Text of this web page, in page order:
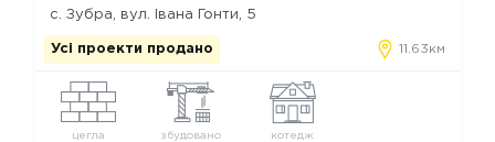
с. Зубра, вул. Івана Гонти, 5
Усі проекти продано 11.63км
цегла збудовано котедж